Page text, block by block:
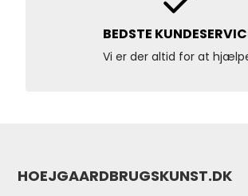
BEDSTE
Vi er der altid for at
HOEJGAARDBRUGSKUNST.DK